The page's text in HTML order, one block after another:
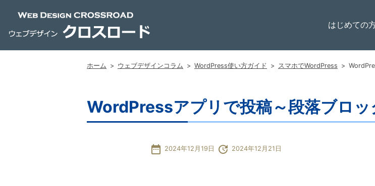
はじめての
ホーム > ウェブデザインコラム > WordPress使い方ガイド > スマホでWordPress >
WordPressアプリで投稿～段落ブロッ
date_range 2024年12月19日 update 2024年12月21日